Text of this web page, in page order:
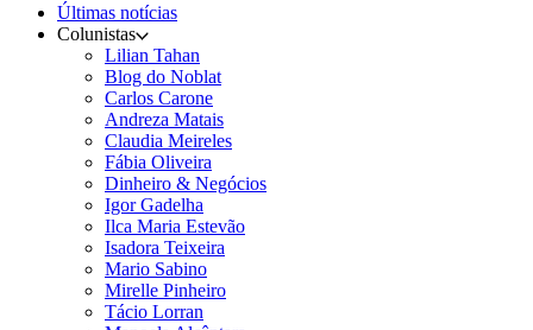
Últimas notícias
Colunistas
Lilian Tahan
Blog do Noblat
Carlos Carone
Andreza Matais
Claudia Meireles
Fábia Oliveira
Dinheiro & Negócios
Igor Gadelha
Ilca Maria Estevão
Isadora Teixeira
Mario Sabino
Mirelle Pinheiro
Tácio Lorran